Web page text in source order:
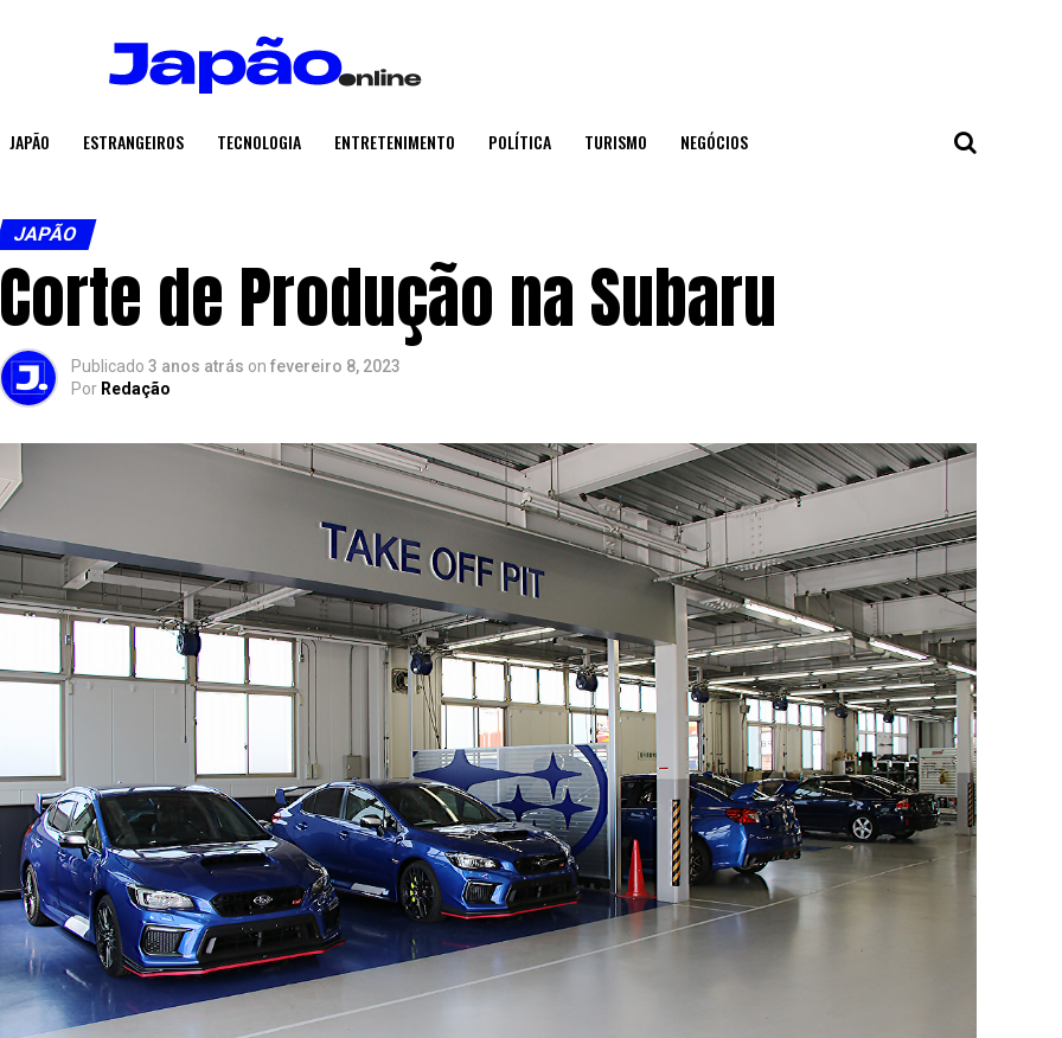
JAPÃO ESTRANGEIROS TECNOLOGIA ENTRETENIMENTO POLÍTICA TURISMO NEGÓCIOS
JAPÃO
Corte de Produção na Subaru
Publicado 3 anos atrás on fevereiro 8, 2023
Por Redação